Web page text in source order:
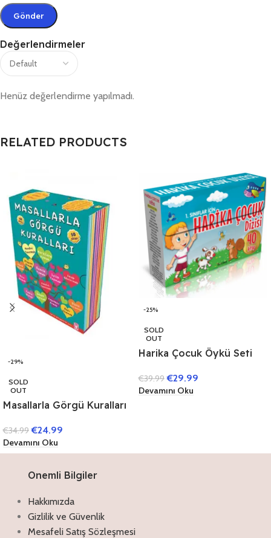
Değerlendirmeler
Henüz değerlendirme yapılmadı.
RELATED PRODUCTS
-29%
SOLD
OUT
Masallarla Görgü Kuralları
€34.99 €24.99
Devamını Oku
-25%
SOLD
OUT
Harika Çocuk Öykü Seti
€39.99 €29.99
Devamını Oku
Onemli Bilgiler
Hakkımızda
Gizlilik ve Güvenlik
Mesafeli Satış Sözleşmesi